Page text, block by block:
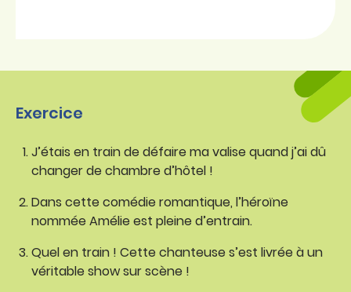
Exercice
J’étais en train de défaire ma valise quand j’ai dû
changer de chambre d’hôtel !
Dans cette comédie romantique, l’héroïne
nommée Amélie est pleine d’entrain.
Quel en train ! Cette chanteuse s’est livrée à un
véritable show sur scène !